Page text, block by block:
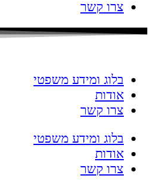
צרו קשר
בלוג ומידע משפטי
אודות
צרו קשר
בלוג ומידע משפטי
אודות
צרו קשר